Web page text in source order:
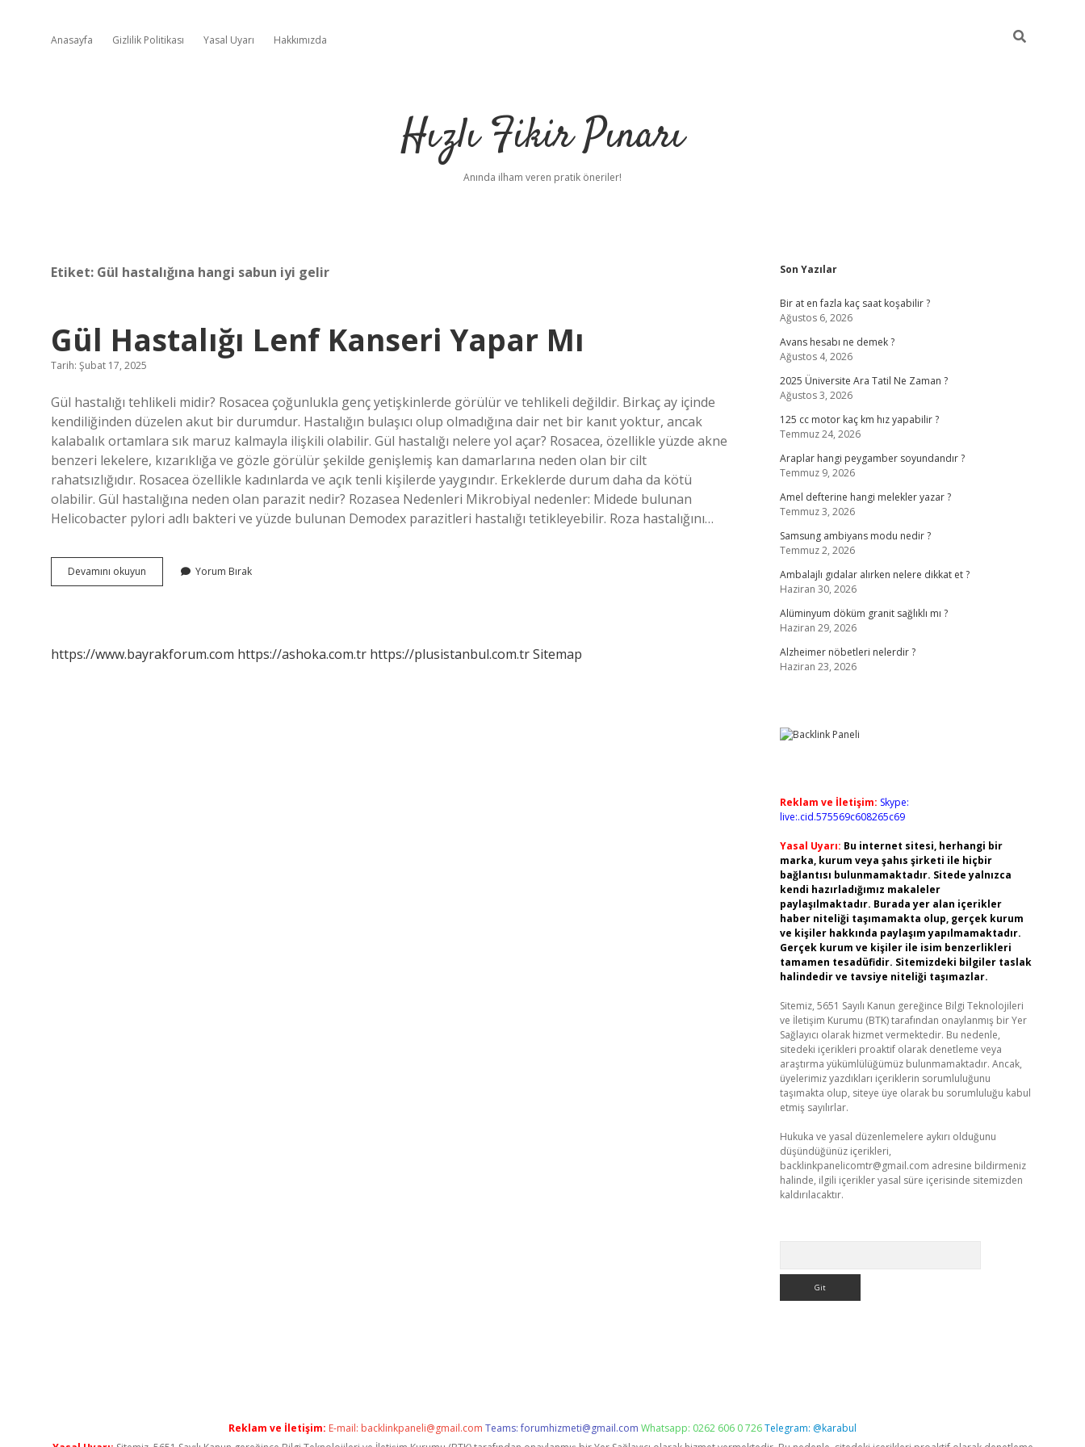
Anasayfa Gizlilik Politikası Yasal Uyarı Hakkımızda
Hızlı Fikir Pınarı
Anında ilham veren pratik öneriler!
Etiket: Gül hastalığına hangi sabun iyi gelir
Gül Hastalığı Lenf Kanseri Yapar Mı
Tarih: Şubat 17, 2025
Gül hastalığı tehlikeli midir? Rosacea çoğunlukla genç yetişkinlerde görülür ve tehlikeli değildir. Birkaç ay içinde
kendiliğinden düzelen akut bir durumdur. Hastalığın bulaşıcı olup olmadığına dair net bir kanıt yoktur, ancak
kalabalık ortamlara sık maruz kalmayla ilişkili olabilir. Gül hastalığı nelere yol açar? Rosacea, özellikle yüzde akne
benzeri lekelere, kızarıklığa ve gözle görülür şekilde genişlemiş kan damarlarına neden olan bir cilt
rahatsızlığıdır. Rosacea özellikle kadınlarda ve açık tenli kişilerde yaygındır. Erkeklerde durum daha da kötü
olabilir. Gül hastalığına neden olan parazit nedir? Rozasea Nedenleri Mikrobiyal nedenler: Midede bulunan
Helicobacter pylori adlı bakteri ve yüzde bulunan Demodex parazitleri hastalığı tetikleyebilir. Roza hastalığını…
Devamını okuyun
Hastalığı
Yorum Bırak
https://www.bayrakforum.com https://ashoka.com.tr https://plusistanbul.com.trSitemap
Sidebar
Son Yazılar
Bir at en fazla kaç saat koşabilir ?
Ağustos 6, 2026
Avans hesabı ne demek ?
Ağustos 4, 2026
2025 Üniversite Ara Tatil Ne Zaman ?
Ağustos 3, 2026
125 cc motor kaç km hız yapabilir ?
Temmuz 24, 2026
Araplar hangi peygamber soyundandır ?
Temmuz 9, 2026
Amel defterine hangi melekler yazar ?
Temmuz 3, 2026
Samsung ambiyans modu nedir ?
Temmuz 2, 2026
Ambalajlı gıdalar alırken nelere dikkat et ?
Haziran 30, 2026
Alüminyum döküm granit sağlıklı mı ?
Haziran 29, 2026
Alzheimer nöbetleri nelerdir ?
Haziran 23, 2026
Reklam ve İletişim: Skype:
live:.cid.575569c608265c69
Yasal Uyarı: Bu internet sitesi, herhangi bir
marka, kurum veya şahıs şirketi ile hiçbir
bağlantısı bulunmamaktadır. Sitede yalnızca
kendi hazırladığımız makaleler
paylaşılmaktadır. Burada yer alan içerikler
haber niteliği taşımamakta olup, gerçek kurum
ve kişiler hakkında paylaşım yapılmamaktadır.
Gerçek kurum ve kişiler ile isim benzerlikleri
tamamen tesadüfidir. Sitemizdeki bilgiler taslak
halindedir ve tavsiye niteliği taşımazlar.
Sitemiz, 5651 Sayılı Kanun gereğince Bilgi Teknolojileri
ve İletişim Kurumu (BTK) tarafından onaylanmış bir Yer
Sağlayıcı olarak hizmet vermektedir. Bu nedenle,
sitedeki içerikleri proaktif olarak denetleme veya
araştırma yükümlülüğümüz bulunmamaktadır. Ancak,
üyelerimiz yazdıkları içeriklerin sorumluluğunu
taşımakta olup, siteye üye olarak bu sorumluluğu kabul
etmiş sayılırlar.
Hukuka ve yasal düzenlemelere aykırı olduğunu
düşündüğünüz içerikleri,
backlinkpanelicomtr@gmail.com adresine bildirmeniz
halinde, ilgili içerikler yasal süre içerisinde sitemizden
kaldırılacaktır.
Reklam ve İletişim: E-mail: backlinkpaneli@gmail.com Teams:forumhizmeti@gmail.com Whatsapp: 0262 606 0 726Telegram: @karabul